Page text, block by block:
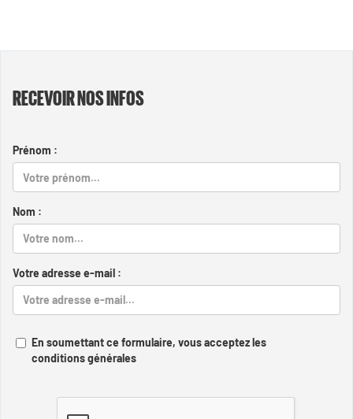
RECEVOIR NOS INFOS
Prénom :
Nom :
Votre adresse e-mail :
En soumettant ce formulaire, vous acceptez les
conditions générales